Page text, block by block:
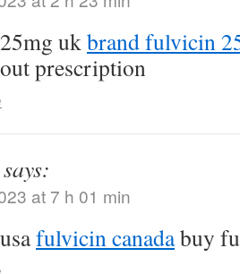
uk brand fulvicin
prescription
says:
at 7 h 01 min
fulvicin canadabuy